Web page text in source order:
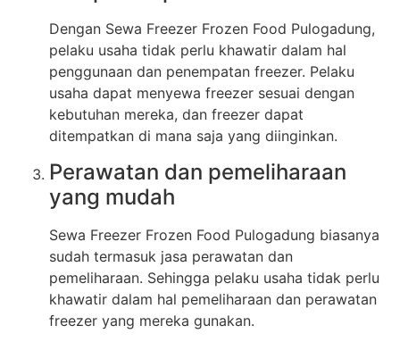
Dengan Sewa Freezer Frozen Food Pulogadung,
pelaku usaha tidak perlu khawatir dalam hal
penggunaan dan penempatan freezer. Pelaku
usaha dapat menyewa freezer sesuai dengan
kebutuhan mereka, dan freezer dapat
ditempatkan di mana saja yang diinginkan.
Perawatan dan pemeliharaan
yang mudah
Sewa Freezer Frozen Food Pulogadung biasanya
sudah termasuk jasa perawatan dan
pemeliharaan. Sehingga pelaku usaha tidak perlu
khawatir dalam hal pemeliharaan dan perawatan
freezer yang mereka gunakan.